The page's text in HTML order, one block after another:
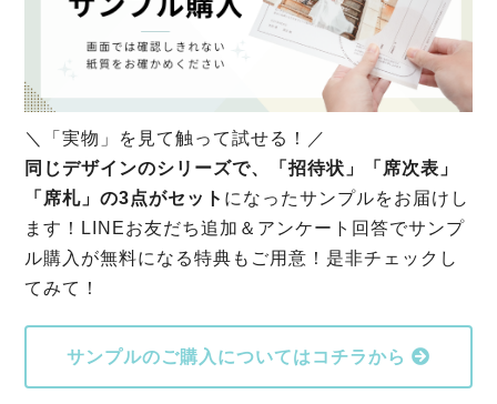
＼「実物」を見て触って試せる！／
同じデザインのシリーズで、「招待状」「席次表」
「席札」の3点がセット になったサンプルをお届けし
ます！LINEお友だち追加＆アンケート回答でサンプ
ル購入が無料になる特典もご用意！是非チェックし
てみて！
サンプルのご購入についてはコチラから